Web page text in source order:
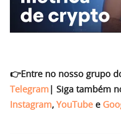
👉Entre no nosso grupo
Telegram | Siga também
Instagram, YouTube e